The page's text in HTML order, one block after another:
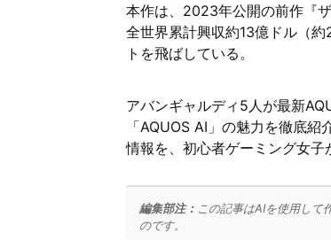
本作は、2023年公開の前作『
全世界累計興収約13億ドル（
トを飛ばしている。
アバンギャルディ5人が最新
「AQUOS AI」の魅力を徹底
情報を、初心者ゲーミング女子
編集部注： この記事はAIを使用して
のです。